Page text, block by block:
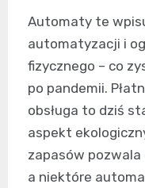
Automaty te
automatyzacji i
fizycznego – co
po pandemii.
obsługa to dziś
aspekt
zapasów
a niektóre